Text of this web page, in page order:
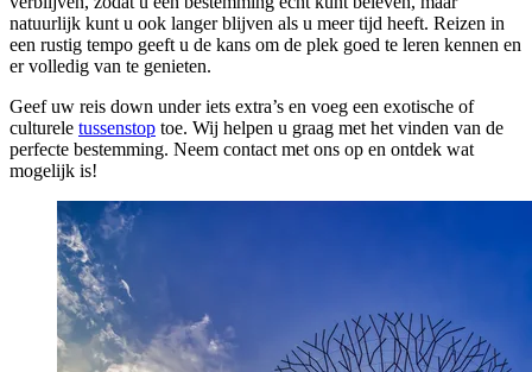
natuurlijk kunt u ook langer blijven als u meer tijd heeft. Reizen in
een rustig tempo geeft u de kans om de plek goed te leren kennen en
er volledig van te genieten.
Geef uw reis down under iets extra’s en voeg een exotische of
culturele tussenstop toe. Wij helpen u graag met het vinden van de
perfecte bestemming. Neem contact met ons op en ontdek wat
mogelijk is!